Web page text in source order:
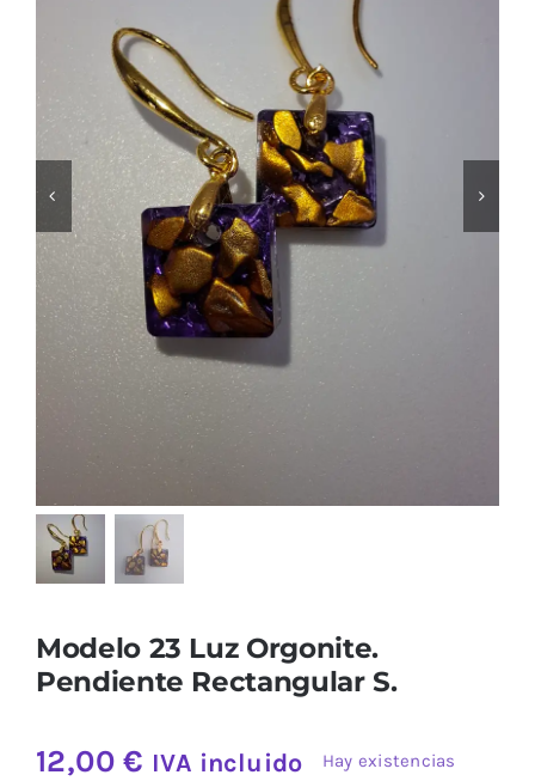
Electronites Especiales 2.0 y Cloudbuster
Más sobre Radiación EMF
Sobre Nosotros
Contacto
Modelo 23 Luz Orgonite.
Pendiente Rectangular S.
12,00€ IVA incluido Hay existencias